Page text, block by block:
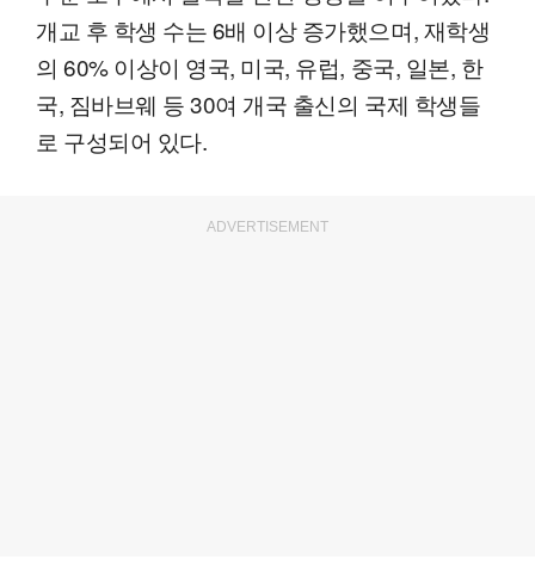
개교 후 학생 수는 6배 이상 증가했으며, 재학생
의 60% 이상이 영국, 미국, 유럽, 중국, 일본, 한
국, 짐바브웨 등 30여 개국 출신의 국제 학생들
로 구성되어 있다.
ADVERTISEMENT